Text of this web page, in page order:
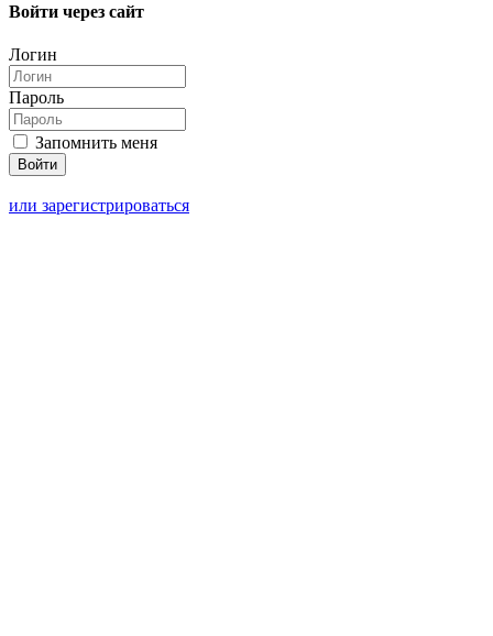
Войти через сайт
Логин
Пароль
Запомнить меня
или зарегистрироваться